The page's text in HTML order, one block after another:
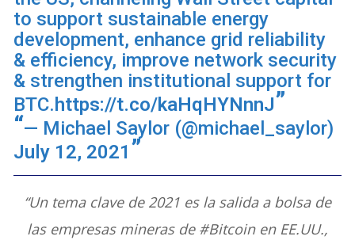
to support sustainable energy
development, enhance grid reliability
& efficiency, improve network security
& strengthen institutional support for
BTC. https://t.co/kaHqHYNnnJ
— Michael Saylor (@michael_saylor)
July 12, 2021
“Un tema clave de 2021 es la salida a bolsa de
las empresas mineras de #Bitcoin en EE.UU.,